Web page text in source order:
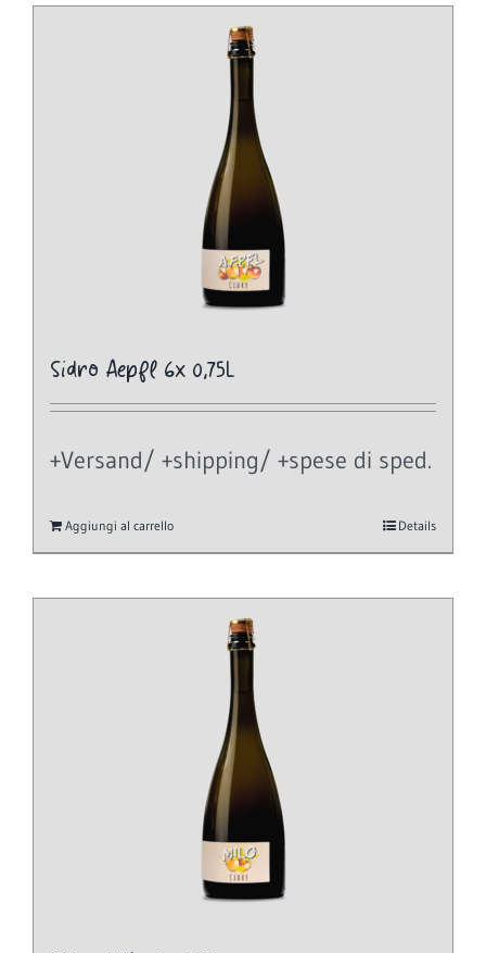
Sidro Aepfl 6x 0,75L
+Versand/ +shipping/ +spese di sped.
Aggiungi al carrello Details